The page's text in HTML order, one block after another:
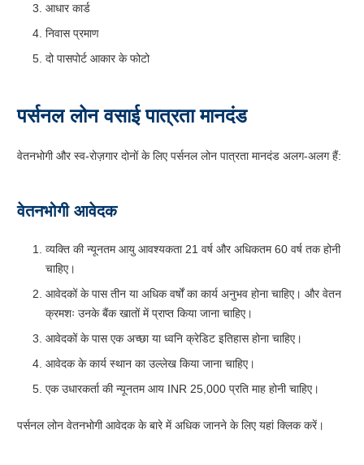
आधार कार्ड
निवास प्रमाण
दो पासपोर्ट आकार के फोटो
पर्सनल लोन वसाई पात्रता मानदंड
वेतनभोगी और स्व-रोज़गार दोनों के लिए पर्सनल लोन पात्रता मानदंड अलग-अलग हैं:
वेतनभोगी आवेदक
व्यक्ति की न्यूनतम आयु आवश्यकता 21 वर्ष और अधिकतम 60 वर्ष तक होनी
चाहिए।
आवेदकों के पास तीन या अधिक वर्षों का कार्य अनुभव होना चाहिए। और वेतन
क्रमशः उनके बैंक खातों में प्राप्त किया जाना चाहिए।
आवेदकों के पास एक अच्छा या ध्वनि क्रेडिट इतिहास होना चाहिए।
आवेदक के कार्य स्थान का उल्लेख किया जाना चाहिए।
एक उधारकर्ता की न्यूनतम आय INR 25,000 प्रति माह होनी चाहिए।
पर्सनल लोन वेतनभोगी आवेदक के बारे में अधिक जानने के लिए यहां क्लिक करें।